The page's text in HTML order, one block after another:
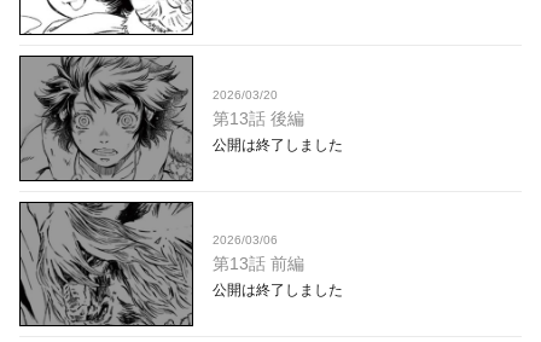
2026/03/20
第13話 後編
公開は終了しました
2026/03/06
第13話 前編
公開は終了しました